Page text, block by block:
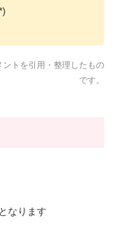
トを引用・整理したもの
です。
なります